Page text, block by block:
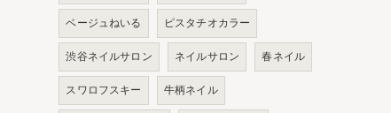
ベージュねいる ピスタチオカラー
渋谷ネイルサロン ネイルサロン 春ネイル
スワロフスキー 牛柄ネイル